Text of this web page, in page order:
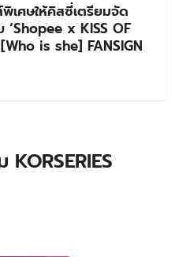
พิเศษให้คิสซี่เตรียมจัด
x KISS OF
is she] FANSIGN